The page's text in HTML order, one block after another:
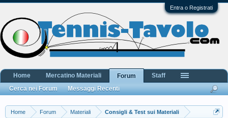
Entra o Registrati
Home Forum Materiali Consigli & Test sui Materiali
Home Mercatino Materiali
Forum
Cerca nei Forum
Messaggi Recenti
Staff